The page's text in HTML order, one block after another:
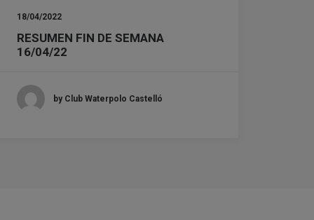
18/04/2022
RESUMEN FIN DE SEMANA
16/04/22
by Club Waterpolo Castelló